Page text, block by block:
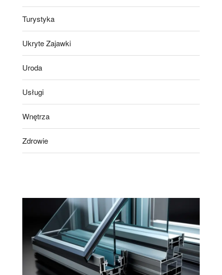
Turystyka
Ukryte Zajawki
Uroda
Usługi
Wnętrza
Zdrowie